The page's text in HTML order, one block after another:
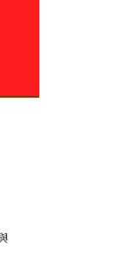
關責
公司
審查
情
行